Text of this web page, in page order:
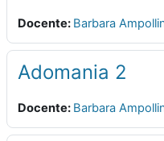
Docente: Barbara
Adomania 2
Docente: Barbara